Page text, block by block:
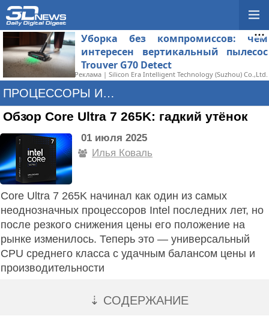
Уборка без компромиссов: чем
интересен вертикальный пылесос
Trouver G70 Detect
Реклама | Silicon Era Intelligent Technology (Suzhou) Co.,Ltd.
ПРОЦЕССОРЫ И ПАМЯТЬ
Обзор Core Ultra 7 265K: гадкий утёнок
01 июля 2025
Илья Коваль
Core Ultra 7 265K начинал как один из самых
неоднозначных процессоров Intel последних лет, но
после резкого снижения цены его положение на
рынке изменилось. Теперь это — универсальный
CPU среднего класса с удачным балансом цены и
производительности
⇣ СОДЕРЖАНИЕ